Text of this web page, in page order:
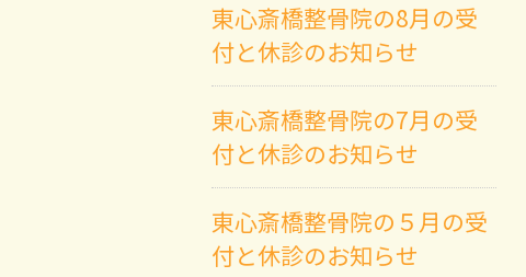
東心斎橋整骨院の8月の受
付と休診のお知らせ
東心斎橋整骨院の7月の受
付と休診のお知らせ
東心斎橋整骨院の５月の受
付と休診のお知らせ